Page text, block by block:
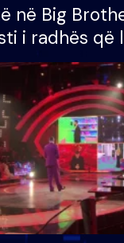
në Big
i radhës që